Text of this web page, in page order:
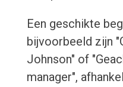
Een geschikte
bijvoorbeeld zijn
Johnson" of
manager",